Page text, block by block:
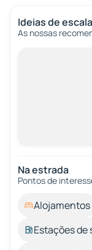
Ideias de escala
As nossas
Na estrada
Pontos de
Alojamentos
Estações de